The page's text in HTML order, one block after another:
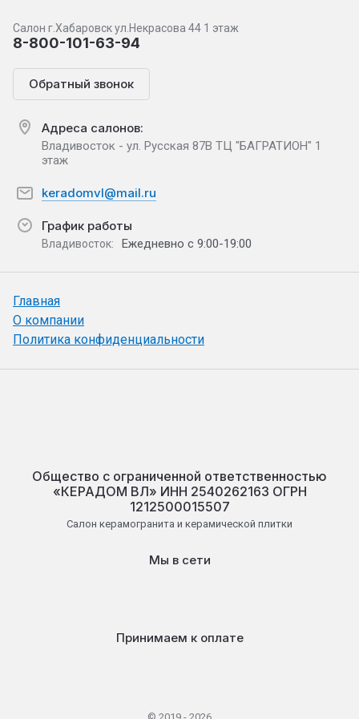
Салон г.Хабаровск ул.Некрасова 44 1 этаж
8-800-101-63-94
Обратный звонок
Адреса салонов:
Владивосток - ул. Русская 87В ТЦ "БАГРАТИОН" 1
этаж
keradomvl@mail.ru
График работы
Владивосток: Ежедневно с 9:00-19:00
Главная
О компании
Политика конфиденциальности
Общество с ограниченной ответственностью
«КЕРАДОМ ВЛ» ИНН 2540262163 ОГРН
1212500015507
Салон керамогранита и керамической плитки
Мы в сети
Принимаем к оплате